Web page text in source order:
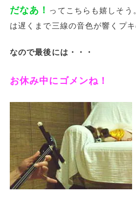
だなあ！ ってこちらも嬉しそう
は遅くまで三線の音色が響くプキ
なので最後には・・・
お休み中にゴメンね！